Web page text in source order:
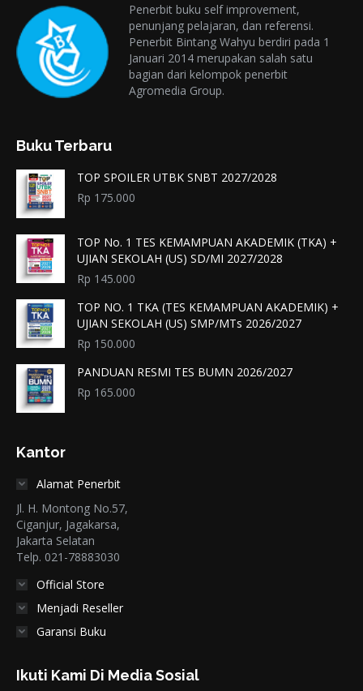
Penerbit buku self improvement,
penunjang pelajaran, dan referensi.
Penerbit Bintang Wahyu berdiri pada 1
Januari 2014 merupakan salah satu
bagian dari kelompok penerbit
Agromedia Group.
Buku Terbaru
TOP SPOILER UTBK SNBT 2027/2028
Rp 175.000
TOP No. 1 TES KEMAMPUAN AKADEMIK (TKA) +
UJIAN SEKOLAH (US) SD/MI 2027/2028
Rp 145.000
TOP NO. 1 TKA (TES KEMAMPUAN AKADEMIK) +
UJIAN SEKOLAH (US) SMP/MTs 2026/2027
Rp 150.000
PANDUAN RESMI TES BUMN 2026/2027
Rp 165.000
Kantor
Alamat Penerbit
Jl. H. Montong No.57,
Ciganjur, Jagakarsa,
Jakarta Selatan
Telp. 021-78883030
Official Store
Menjadi Reseller
Garansi Buku
Ikuti Kami Di Media Sosial